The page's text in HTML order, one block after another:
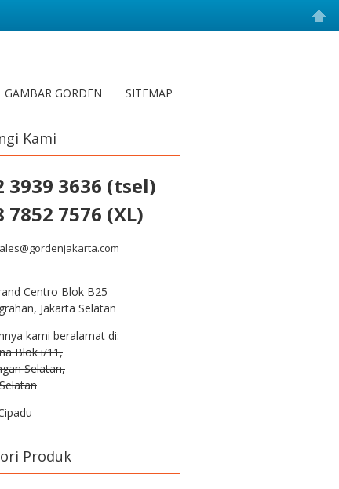
GAMBAR GORDEN SITEMAP
Kami
3939 3636 (tsel)
7852 7576 (XL)
Centro Blok B25
Jakarta Selatan
kami beralamat di:
Blok i/11,
Selatan,
Produk